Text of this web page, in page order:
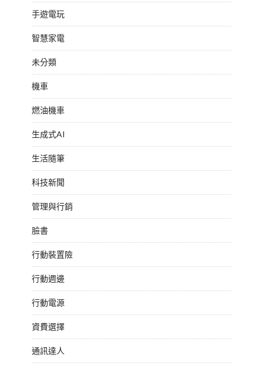
手遊電玩
智慧家電
未分類
機車
燃油機車
生成式AI
生活隨筆
科技新聞
管理與行銷
臉書
行動裝置險
行動週邊
行動電源
資費選擇
通訊達人